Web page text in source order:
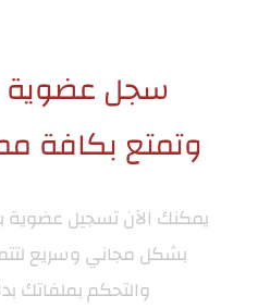
سجل عضوية
وتمتع بكافة
يمكنك الآن تسجيل عضوية
بشكل مجاني وسريع
والتحكم بملفاتك